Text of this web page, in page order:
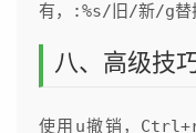
有，
:%s/旧/新/g替
八、高级技
使用 u撤销，